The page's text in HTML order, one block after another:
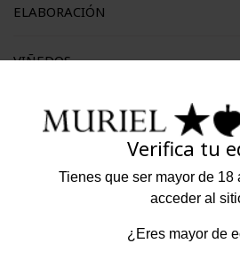
ELABORACIÓN
VIÑEDOS
Productos relacionados
Verifica tu
Tienes que ser mayor de 18
acceder al
¿Eres mayor de